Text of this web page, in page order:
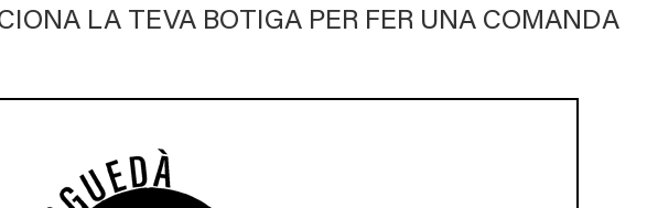
LA TEVA BOTIGA PER FER UNA COMANDA